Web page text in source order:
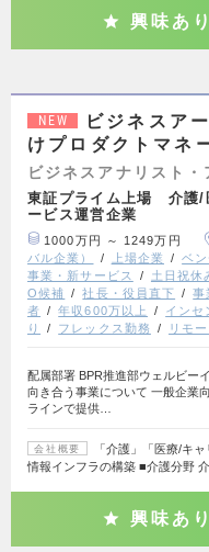
興味あり
NEW
ビジネスア
けプロダクトマネ
ビジネスアナリスト・
東証プライム上場 介護/
ービス運営企業
1000万円 ～ 1249万円
バル企業）
上場企業 ベ
事業・新サービス
土日祝休
O候補
社長・役員直下 事
者
年収600万以上 インセ
り
フレックス勤務 リモ
配属部署 BPR推進部ウェルビー
向き合う事業について 一般企業
ラインで提供…
会社概要
「介護」「医療/キ
情報インフラの構築 ■介護分野
興味あり